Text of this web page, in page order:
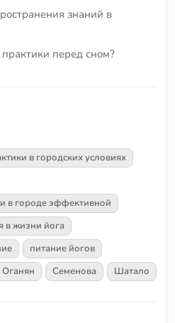
знаний в
перед сном?
в городских условиях
в городе эффективной
в жизни йога
питание йогов
Семенова Шатало